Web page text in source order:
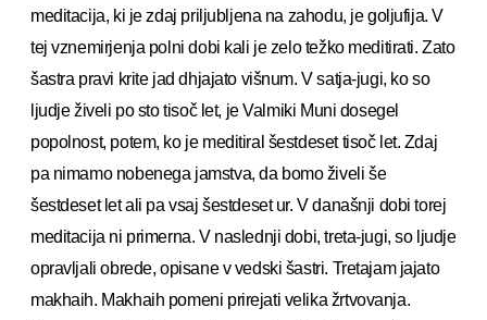
meditacija, ki je zdaj priljubljena na zahodu, je goljufija. V
tej vznemirjenja polni dobi kali je zelo težko meditirati. Zato
šastra pravi krite jad dhjajato višnum. V satja-jugi, ko so
ljudje živeli po sto tisoč let, je Valmiki Muni dosegel
popolnost, potem, ko je meditiral šestdeset tisoč let. Zdaj
pa nimamo nobenega jamstva, da bomo živeli še
šestdeset let ali pa vsaj šestdeset ur. V današnji dobi torej
meditacija ni primerna. V naslednji dobi, treta-jugi, so ljudje
opravljali obrede, opisane v vedski šastri. Tretajam jajato
makhaih. Makhaih pomeni prirejati velika žrtvovanja.